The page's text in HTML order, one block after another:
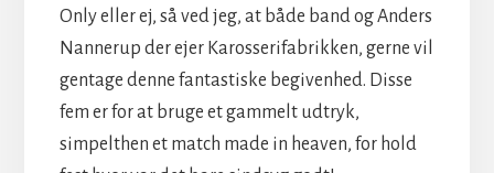
Only eller ej, så ved jeg, at både band og Anders
Nannerup der ejer Karosserifabrikken, gerne vil
gentage denne fantastiske begivenhed. Disse
fem er for at bruge et gammelt udtryk,
simpelthen et match made in heaven, for hold